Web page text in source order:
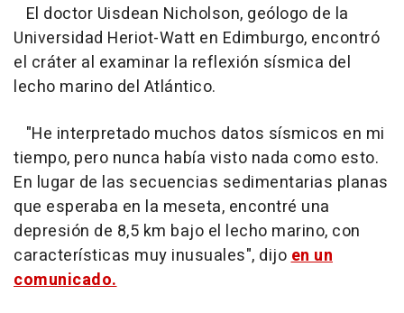
El doctor Uisdean Nicholson, geólogo de la
Universidad Heriot-Watt en Edimburgo, encontró
el cráter al examinar la reflexión sísmica del
lecho marino del Atlántico.
"He interpretado muchos datos sísmicos en mi
tiempo, pero nunca había visto nada como esto.
En lugar de las secuencias sedimentarias planas
que esperaba en la meseta, encontré una
depresión de 8,5 km bajo el lecho marino, con
características muy inusuales", dijoen un
comunicado.